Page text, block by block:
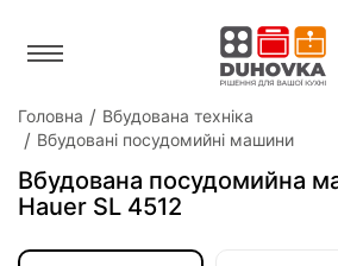
Головна
Вбудована техніка
Вбудовані посудомийні машини
Вбудована посудомийна
Hauer SL 4512